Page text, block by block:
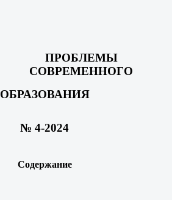
ПРОБЛЕМЫ
СОВРЕМЕННОГО
ОБРАЗОВАНИЯ
№ 4-2024
Содержание